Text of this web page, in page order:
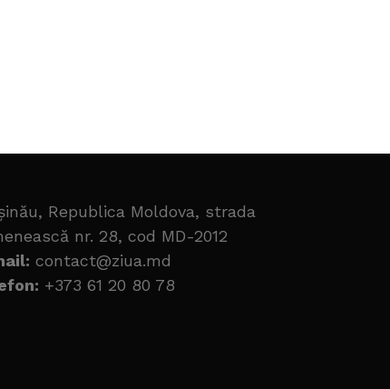
Republica Moldova, strada
nr. 28, cod MD-2012
contact@ziua.md
+373 61 20 80 78